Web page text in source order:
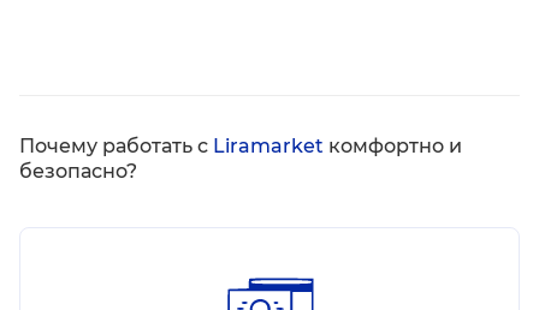
Почему работать с Liramarket комфортно и
безопасно?